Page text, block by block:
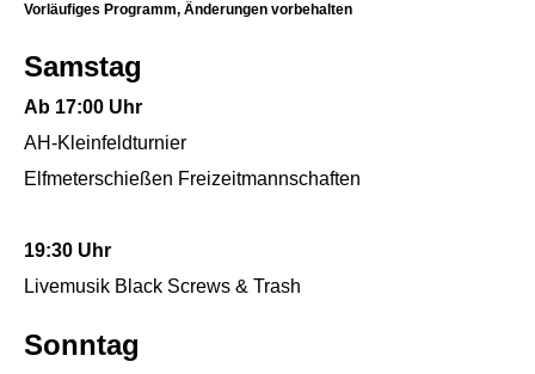
Vorläufiges Programm, Änderungen vorbehalten
Samstag
Ab 17:00 Uhr
AH-Kleinfeldturnier
Elfmeterschießen Freizeitmannschaften
19:30 Uhr
Livemusik Black Screws & Trash
Sonntag